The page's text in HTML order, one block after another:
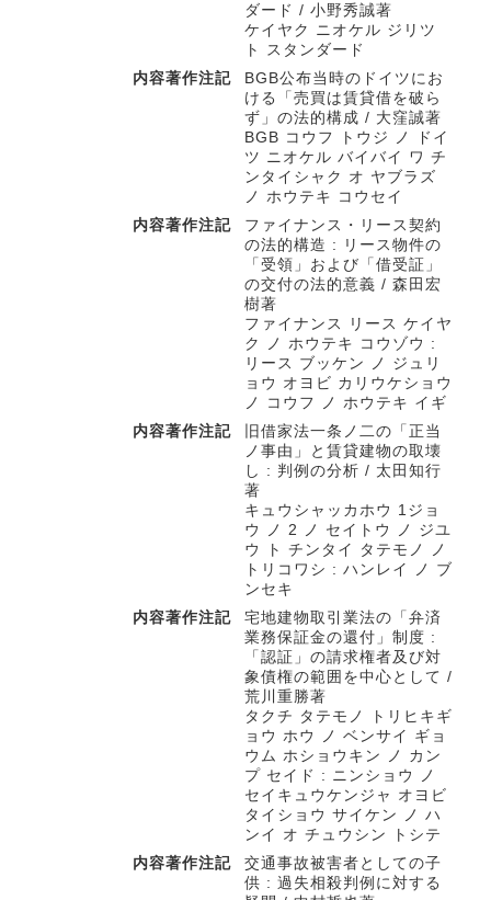
ダード / 小野秀誠著
ケイヤク ニオケル ジリツ
ト スタンダード
内容著作注記
BGB公布当時のドイツにお
ける「売買は賃貸借を破ら
ず」の法的構成 / 大窪誠著
BGB コウフ トウジ ノ ドイ
ツ ニオケル バイバイ ワ チ
ンタイシャク オ ヤブラズ
ノ ホウテキ コウセイ
内容著作注記
ファイナンス・リース契約
の法的構造 : リース物件の
「受領」および「借受証」
の交付の法的意義 / 森田宏
樹著
ファイナンス リース ケイヤ
ク ノ ホウテキ コウゾウ :
リース ブッケン ノ ジュリ
ョウ オヨビ カリウケショウ
ノ コウフ ノ ホウテキ イギ
内容著作注記
旧借家法一条ノ二の「正当
ノ事由」と賃貸建物の取壊
し : 判例の分析 / 太田知行
著
キュウシャッカホウ 1ジョ
ウ ノ 2 ノ セイトウ ノ ジユ
ウ ト チンタイ タテモノ ノ
トリコワシ : ハンレイ ノ ブ
ンセキ
内容著作注記
宅地建物取引業法の「弁済
業務保証金の還付」制度 :
「認証」の請求権者及び対
象債権の範囲を中心として /
荒川重勝著
タクチ タテモノ トリヒキギ
ョウ ホウ ノ ベンサイ ギョ
ウム ホショウキン ノ カン
プ セイド : ニンショウ ノ
セイキュウケンジャ オヨビ
タイショウ サイケン ノ ハ
ンイ オ チュウシン トシテ
内容著作注記
交通事故被害者としての子
供 : 過失相殺判例に対する